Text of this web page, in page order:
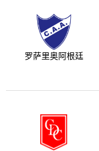
罗萨里奥阿根廷